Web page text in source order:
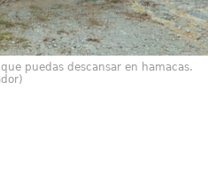
puedas descansar en hamacas.